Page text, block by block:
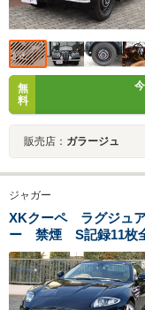
無
料
販売店： ガラージュ
ジャガー
XKクーペ ラグジュ
ー 禁煙 S記録11枚
ートヒーター M付
カメ FRソナー パ